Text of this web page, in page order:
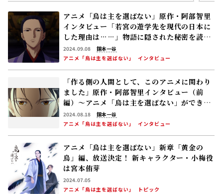
アニメ「烏は主を選ばない」原作・阿部智里
インタビュー「若宮の遊学先を現代の日本に
した理由は……」物語に隠された秘密を読み
解く
2024.09.08
銅本一谷
アニメ「烏は主を選ばない」
インタビュー
「作る側の人間として、このアニメに関わり
ました」原作・阿部智里インタビュー（前
編）～アニメ「烏は主を選ばない」ができる
まで
2024.08.18
銅本一谷
アニメ「烏は主を選ばない」
インタビュー
アニメ「烏は主を選ばない」新章「黄金の
烏」編、放送決定！ 新キャラクター・小梅役
は宮本侑芽
2024.07.05
アニメ「烏は主を選ばない」
トピック